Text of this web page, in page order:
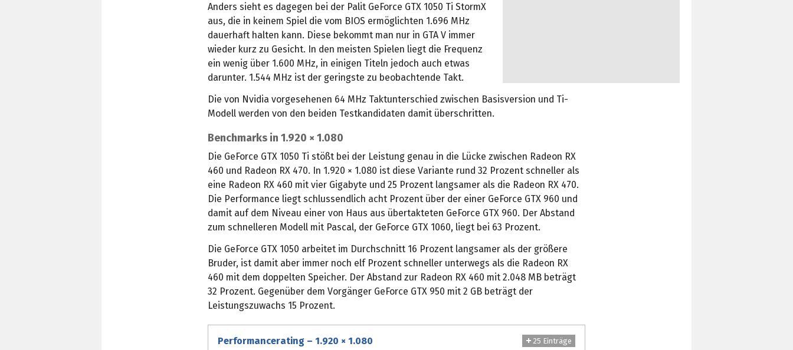
Anders sieht es dagegen bei der Palit GeForce GTX 1050 Ti StormX
aus, die in keinem Spiel die vom BIOS ermöglichten 1.696 MHz
dauerhaft halten kann. Diese bekommt man nur in GTA V immer
wieder kurz zu Gesicht. In den meisten Spielen liegt die Frequenz
ein wenig über 1.600 MHz, in einigen Titeln jedoch auch etwas
darunter. 1.544 MHz ist der geringste zu beobachtende Takt.
Die von Nvidia vorgesehenen 64 MHz Taktunterschied zwischen Basisversion und Ti-
Modell werden von den beiden Testkandidaten damit überschritten.
Benchmarks in 1.920 × 1.080
Die GeForce GTX 1050 Ti stößt bei der Leistung genau in die Lücke zwischen Radeon RX
460 und Radeon RX 470. In 1.920 × 1.080 ist diese Variante rund 32 Prozent schneller als
eine Radeon RX 460 mit vier Gigabyte und 25 Prozent langsamer als die Radeon RX 470.
Die Performance liegt schlussendlich acht Prozent über der einer GeForce GTX 960 und
damit auf dem Niveau einer von Haus aus übertakteten GeForce GTX 960. Der Abstand
zum schnelleren Modell mit Pascal, der GeForce GTX 1060, liegt bei 63 Prozent.
Die GeForce GTX 1050 arbeitet im Durchschnitt 16 Prozent langsamer als der größere
Bruder, ist damit aber immer noch elf Prozent schneller unterwegs als die Radeon RX
460 mit dem doppelten Speicher. Der Abstand zur Radeon RX 460 mit 2.048 MB beträgt
32 Prozent. Gegenüber dem Vorgänger GeForce GTX 950 mit 2 GB beträgt der
Leistungszuwachs 15 Prozent.
25 Einträge
Performancerating – 1.920 × 1.080